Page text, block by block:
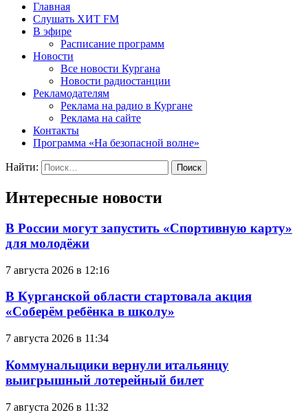
Главная
Слушать ХИТ FM
В эфире
Расписание программ
Новости
Все новости Кургана
Новости радиостанции
Рекламодателям
Реклама на радио в Кургане
Реклама на сайте
Контакты
Программа «На безопасной волне»
Найти:
Интересные новости
В России могут запустить «Спортивную карту»
для молодёжи
7 августа 2026 в 12:16
В Курганской области стартовала акция
«Соберём ребёнка в школу»
7 августа 2026 в 11:34
Коммунальщики вернули итальянцу
выигрышный лотерейный билет
7 августа 2026 в 11:32